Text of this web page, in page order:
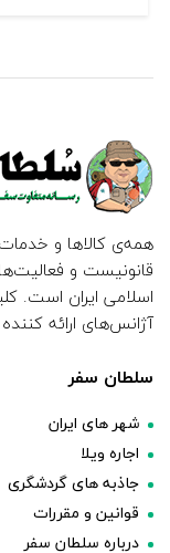
همه‌ی کالاها و خدمات
قانونیست و
اسلامی ایران است.
آژانس‌های ارائه
سلطان سفر
شهر های ایران
اجاره ویلا
جاذبه های گردشگری
قوانین و مقررات
درباره سلطان سفر